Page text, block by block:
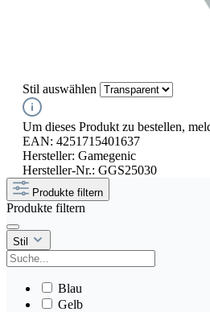
Stil auswählen
Um dieses Produkt zu bestellen,
EAN: 4251715401637
Hersteller: Gamegenic
Hersteller-Nr.: GGS25030
Produkte filtern
Produkte filtern
Stil
Blau
Gelb